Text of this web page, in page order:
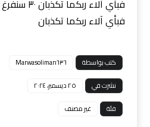
فبأي آلاء ربكما تكذبان
كتب بواسطة
Marwasoliman٦٣٦
نشرت في
٢٥ ديسمبر، ٢٠٢٤
فئة
غير مصنف